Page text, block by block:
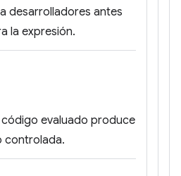
desarrolladores antes
la expresión.
código evaluado produce
controlada.